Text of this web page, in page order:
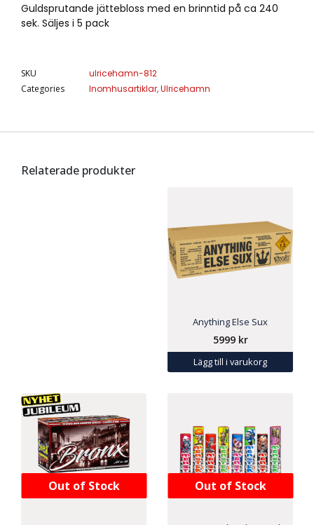
Guldsprutande jättebloss med en brinntid på ca 240
sek. Säljes i 5 pack
SKU
ulricehamn-812
Categories
Inomhusartiklar,Ulricehamn
Relaterade produkter
Anything Else Sux
5999 kr
Lägg till i varukorg
Out of Stock Out of Stock